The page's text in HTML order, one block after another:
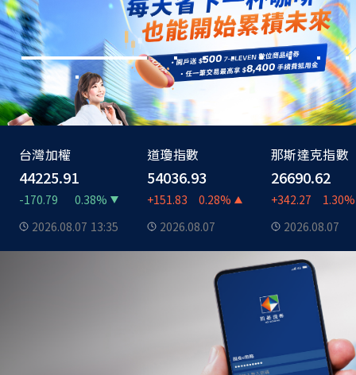
台灣加權
44225.91
-170.79
0.38%
2026.08.07 13:35
道瓊指數
54036.93
+151.83 0.28%
2026.08.07
那斯達克指數
26690.62
+342.27 1.30%
2026.08.07